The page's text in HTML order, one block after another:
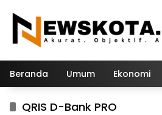
konten
Beranda Umum Ekonomi
QRIS D-Bank PRO